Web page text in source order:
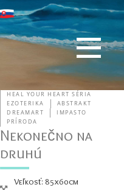
HEAL YOUR HEART SÉRIA
EZOTERIKA
ABSTRAKT
DREAMART
IMPASTO
PRÍRODA
Nekonečno na
druhú
Veľkosť: 85x60cm